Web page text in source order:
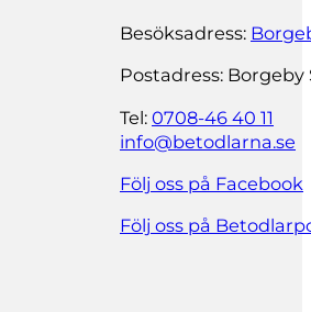
Besöksadress:
Postadress: Borgeby
Tel: 0708-46 40 11
info@betodlarna.se
Följ oss på Facebook
Följ oss på